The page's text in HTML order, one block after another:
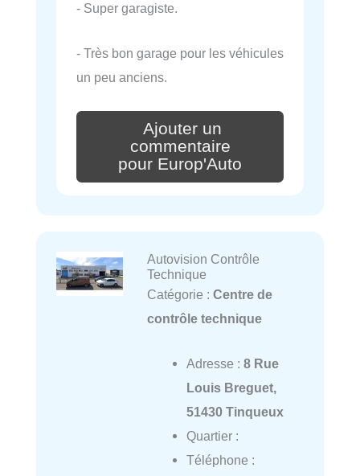
- Super garagiste.
- Très bon garage pour les véhicules
un peu anciens.
Ajouter un
commentaire
pour Europ'Auto
Autovision Contrôle
Technique
Catégorie : Centre de
contrôle technique
Adresse : 8 Rue
Louis Breguet,
51430 Tinqueux
Quartier :
Téléphone :